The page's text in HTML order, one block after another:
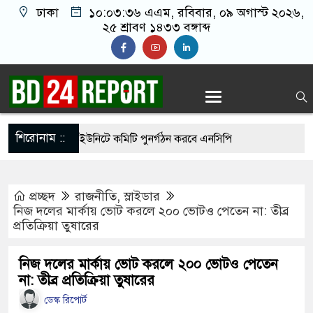
ঢাকা ১০:০৩:৩৭ এএম, রবিবার, ০৯ অগাস্ট ২০২৬,
২৫ শ্রাবণ ১৪৩৩ বঙ্গাব্দ
শিরোনাম ::
দেশের সব ইউনিটে কমিটি পুনর্গঠন করবে এনসিপি
স্থির থাকতে পারে না: রাষ্ট্রপতির প্রার্থীতা
বিএনপি ছাড়া কেউ মনোনয়নপত্র নেননি: ইসি সচিব
পরিদর্শনে গিয়ে দেখলেন দায়িত্ব অবহেলা, সিভিল
প্রচ্ছদ রাজনীতি,স্লাইডার
নিজ দলের মার্কায় ভোট করলে ২০০ ভোটও পেতেন না: তীব্র
প্রতিক্রিয়া তুষারের
নিজ দলের মার্কায় ভোট করলে ২০০ ভোটও পেতেন
না: তীব্র প্রতিক্রিয়া তুষারের
ডেস্ক রিপোর্ট